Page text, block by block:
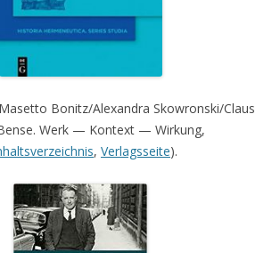
Bonitz/Alexandra Skowronski/Claus
Werk — Kontext — Wirkung,
, Verlagsseite).